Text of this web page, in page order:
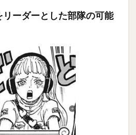
リーダーとした部隊の可能